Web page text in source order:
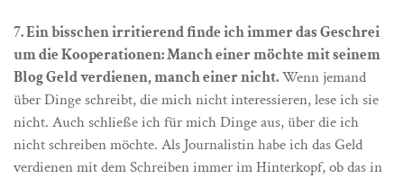
7. Ein bisschen irritierend finde ich immer das Geschrei
um die Kooperationen: Manch einer möchte mit seinem
Blog Geld verdienen, manch einer nicht.Wenn jemand
über Dinge schreibt, die mich nicht interessieren, lese ich sie
nicht. Auch schließe ich für mich Dinge aus, über die ich
nicht schreiben möchte. Als Journalistin habe ich das Geld
verdienen mit dem Schreiben immer im Hinterkopf, ob das in